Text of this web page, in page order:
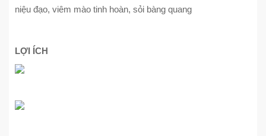
niệu đạo, viêm mào tinh hoàn, sỏi bàng quang
LỢI ÍCH